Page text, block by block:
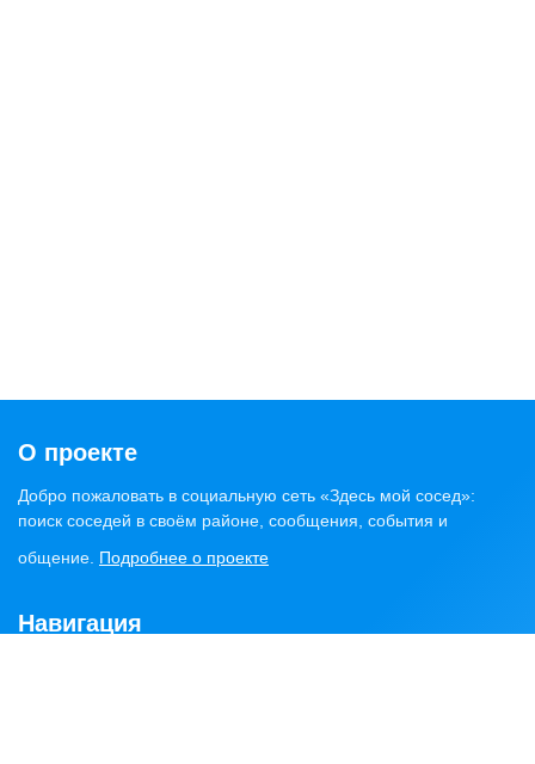
О проекте
Добро пожаловать в социальную сеть «Здесь мой сосед»:
поиск соседей в своём районе, сообщения, события и
общение. Подробнее о проекте
Навигация